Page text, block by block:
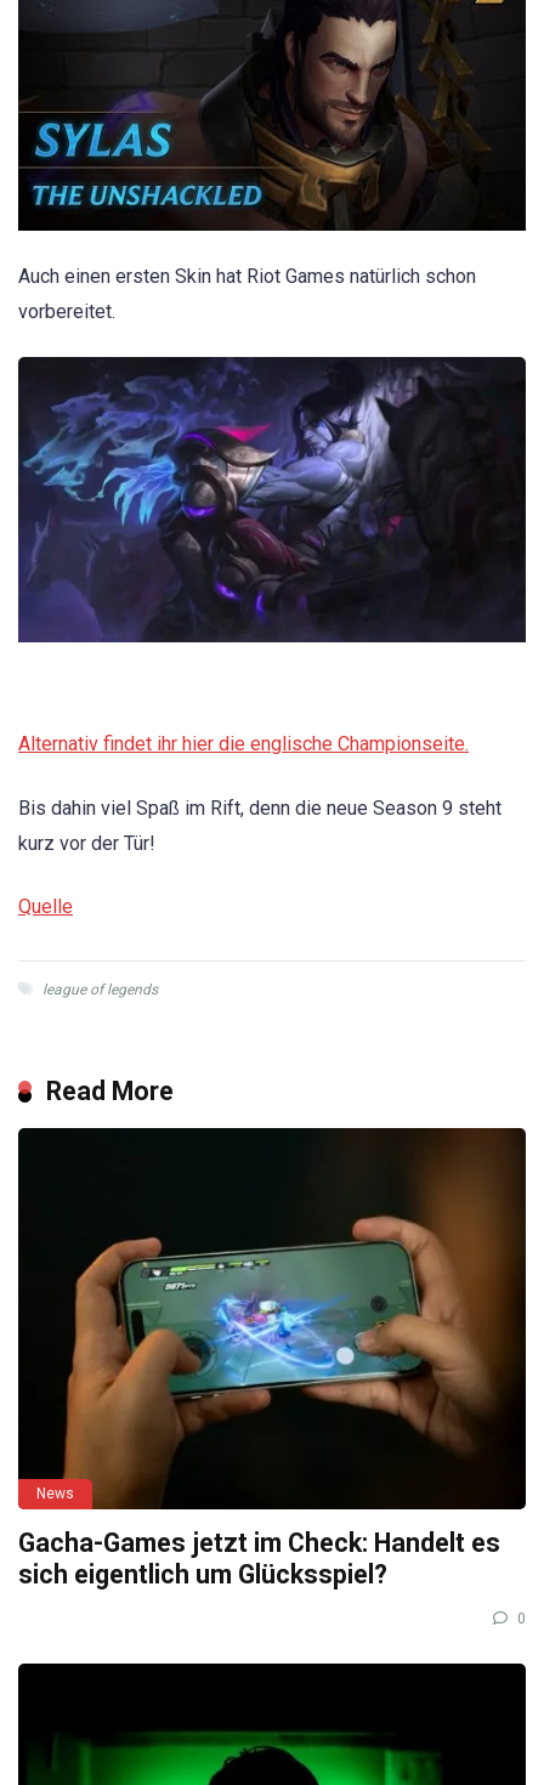
Auch einen ersten Skin hat Riot Games natürlich schon
vorbereitet.
Alternativ findet ihr hier die englische Championseite.
Bis dahin viel Spaß im Rift, denn die neue Season 9 steht
kurz vor der Tür!
Quelle
league of legends
Read More
News
Gacha-Games jetzt im Check: Handelt es
sich eigentlich um Glücksspiel?
0